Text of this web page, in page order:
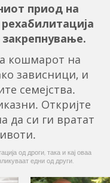
приод на
кошмарот на
зависници, и
семејства.
Откријте
да си ги вратат
од дроги, така и кај оваа
едни од други.